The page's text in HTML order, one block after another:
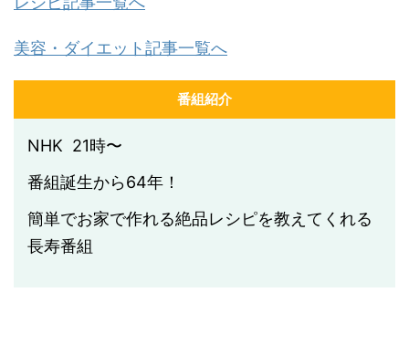
美容・ダイエット記事一覧へ
番組紹介
NHK 21時〜
番組誕生から64年！
簡単でお家で作れる絶品レシピを教えてくれる
長寿番組